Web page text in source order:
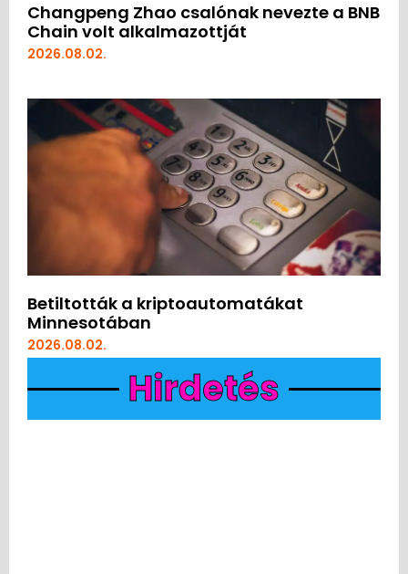
Changpeng Zhao csalónak nevezte a BNB
Chain volt alkalmazottját
2026.08.02.
Betiltották a kriptoautomatákat
Minnesotában
2026.08.02.
Hirdetés